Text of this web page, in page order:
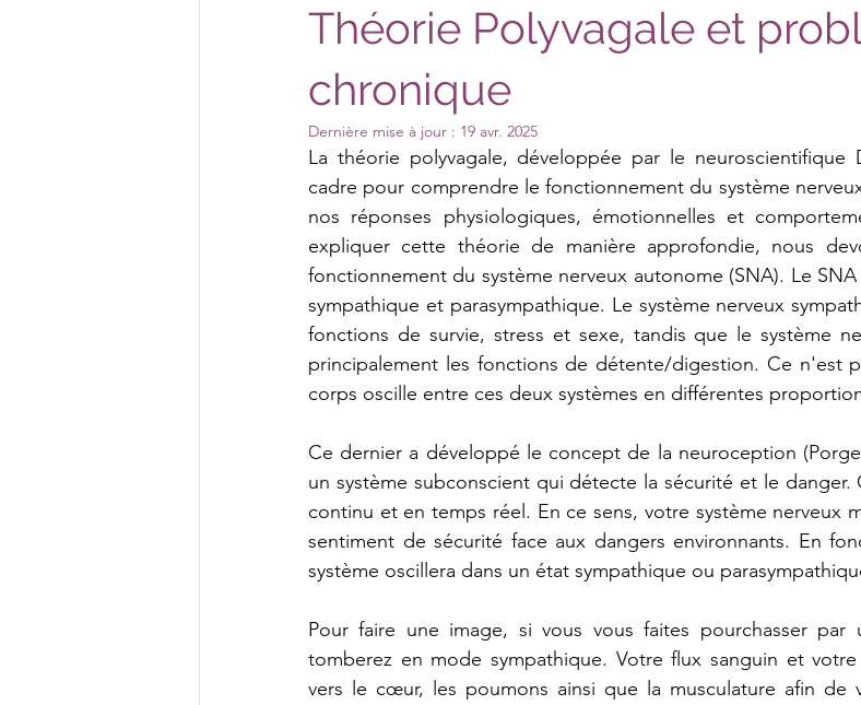
Théorie Polyvagale et
chronique
Dernière mise à jour : 19 avr. 2025
La théorie polyvagale, développée par le neuroscientifique
cadre pour comprendre le fonctionnement du système
nos réponses physiologiques, émotionnelles et
expliquer cette théorie de manière approfondie, nous
fonctionnement du système nerveux autonome (SNA). Le
sympathique et parasympathique. Le système nerveux
fonctions de survie, stress et sexe, tandis que le système
principalement les fonctions de détente/digestion. Ce n'est
corps oscille entre ces deux systèmes en différentes
Ce dernier a développé le concept de la neuroception
un système subconscient qui détecte la sécurité et le danger.
continu et en temps réel. En ce sens, votre système nerveux
sentiment de sécurité face aux dangers environnants. En
système oscillera dans un état sympathique ou
Pour faire une image, si vous vous faites pourchasser
tomberez en mode sympathique. Votre flux sanguin et
vers le cœur, les poumons ainsi que la musculature afin de